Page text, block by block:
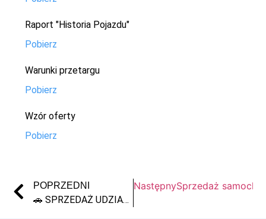
Raport "Historia Pojazdu"
Pobierz
Warunki przetargu
Pobierz
Wzór oferty
Pobierz
POPRZEDNI
🚗 SPRZEDAŻ UDZIAŁU 1/2 W SAMOCHODZIE PEUGEOT 407 — OFERTA OD SYNDYKA
NastępnySprzedaż